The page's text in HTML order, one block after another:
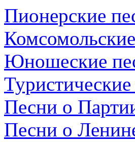
Пионерские
Юношеские
Песни о
Песни о